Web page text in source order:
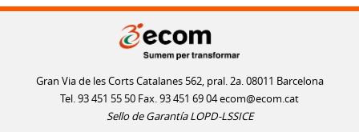
Gran Via de les Corts Catalanes 562, pral. 2a. 08011 Barcelona
Tel. 93 451 55 50 Fax. 93 451 69 04ecom@ecom.cat
Sello de Garantía LOPD-LSSICE